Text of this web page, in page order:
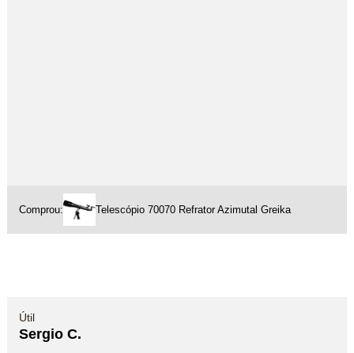
Comprou: Telescópio 70070 Refrator Azimutal Greika
Útil
Sergio C.